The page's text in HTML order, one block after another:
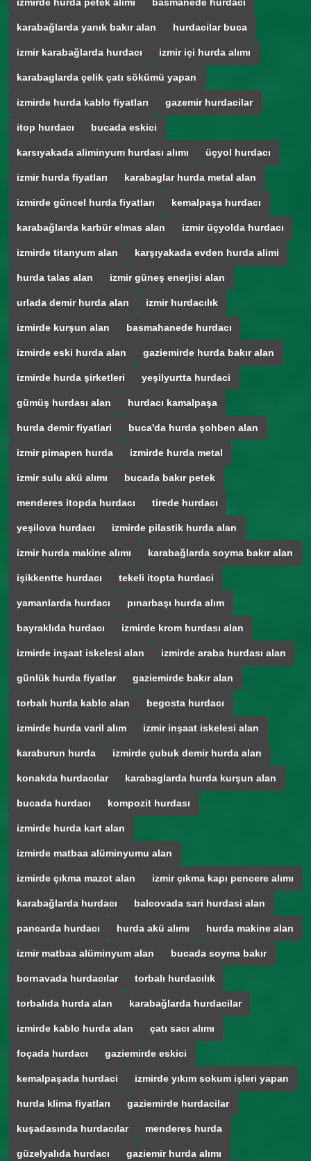
karabağlarda yanık bakır alan hurdacilar buca
izmir karabağlarda hurdacı izmir içi hurda alımı
karabaglarda çelik çatı sökümü yapan
izmirde hurda kablo fiyatları gazemir hurdacilar
itop hurdacı bucada eskici
karsıyakada aliminyum hurdası alımı üçyol hurdacı
izmir hurda fiyatları karabaglar hurda metal alan
izmirde güncel hurda fiyatları kemalpaşa hurdacı
karabağlarda karbür elmas alan izmir üçyolda hurdacı
izmirde titanyum alan karşıyakada evden hurda alimi
hurda talas alan izmir güneş enerjisi alan
urlada demir hurda alan izmir hurdacılık
izmirde kurşun alan basmahanede hurdacı
izmirde eski hurda alan gaziemirde hurda bakır alan
izmirde hurda şirketleri yeşilyurtta hurdaci
gümüş hurdası alan hurdacı kamalpaşa
hurda demir fiyatlari buca'da hurda şohben alan
izmir pimapen hurda izmirde hurda metal
izmir sulu akü alımı bucada bakır petek
menderes itopda hurdacı tirede hurdacı
yeşilova hurdacı izmirde pilastik hurda alan
izmir hurda makine alımı karabağlarda soyma bakır alan
işikkentte hurdacı tekeli itopta hurdaci
yamanlarda hurdacı pınarbaşı hurda alım
bayraklıda hurdacı izmirde krom hurdası alan
izmirde inşaat iskelesi alan izmirde araba hurdası alan
günlük hurda fiyatlar gaziemirde bakır alan
torbalı hurda kablo alan begosta hurdacı
izmirde hurda varil alım izmir inşaat iskelesi alan
karaburun hurda izmirde çubuk demir hurda alan
konakda hurdacılar karabaglarda hurda kurşun alan
bucada hurdacı kompozit hurdası
izmirde hurda kart alan
izmirde matbaa alüminyumu alan
izmirde çıkma mazot alan izmir çıkma kapı pencere alımı
karabağlarda hurdacı balcovada sari hurdasi alan
pancarda hurdacı hurda akü alımı hurda makine alan
izmir matbaa alüminyum alan bucada soyma bakır
bornavada hurdacılar torbalı hurdacılık
torbalıda hurda alan karabağlarda hurdacilar
izmirde kablo hurda alan çatı sacı alımı
foçada hurdacı gaziemirde eskici
kemalpaşada hurdaci izmirde yıkım sokum işleri yapan
hurda klima fiyatları gaziemirde hurdacilar
kuşadasında hurdacılar menderes hurda
güzelyalıda hurdacı gaziemir hurda alımı